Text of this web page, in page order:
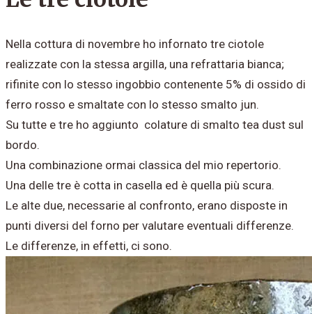
Nella cottura di novembre ho infornato tre ciotole
realizzate con la stessa argilla, una refrattaria bianca;
rifinite con lo stesso ingobbio contenente 5% di ossido di
ferro rosso e smaltate con lo stesso smalto jun.
Su tutte e tre ho aggiunto colature di smalto tea dust sul
bordo.
Una combinazione ormai classica del mio repertorio.
Una delle tre è cotta in casella ed è quella più scura.​
Le alte due, necessarie al confronto, erano disposte in
punti diversi del forno per valutare eventuali differenze.
Le differenze, in effetti, ci sono.